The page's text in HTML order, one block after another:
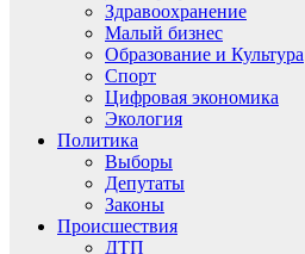
Здравоохранение
Малый бизнес
Образование и Культура
Спорт
Цифровая экономика
Экология
Политика
Выборы
Депутаты
Законы
Происшествия
ДТП